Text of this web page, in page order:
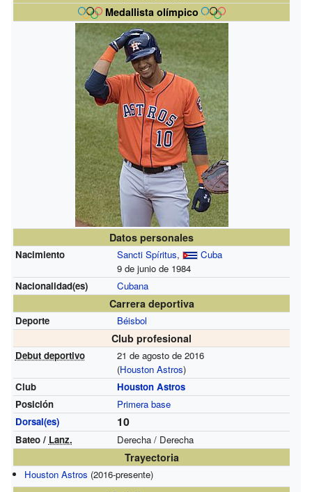
Medallista olímpico
Datos personales
Nacimiento Sancti Spíritus,
Cuba
9 de junio de 1984
Nacionalidad(es)
Cubana
Carrera deportiva
Deporte Béisbol
Club profesional
Debut deportivo
21 de agosto de 2016
(Houston Astros)
Club
Houston Astros
Posición
Primera base
Dorsal(es)
10
Bateo / Lanz. Derecha / Derecha
Trayectoria
Houston Astros (2016-presente)